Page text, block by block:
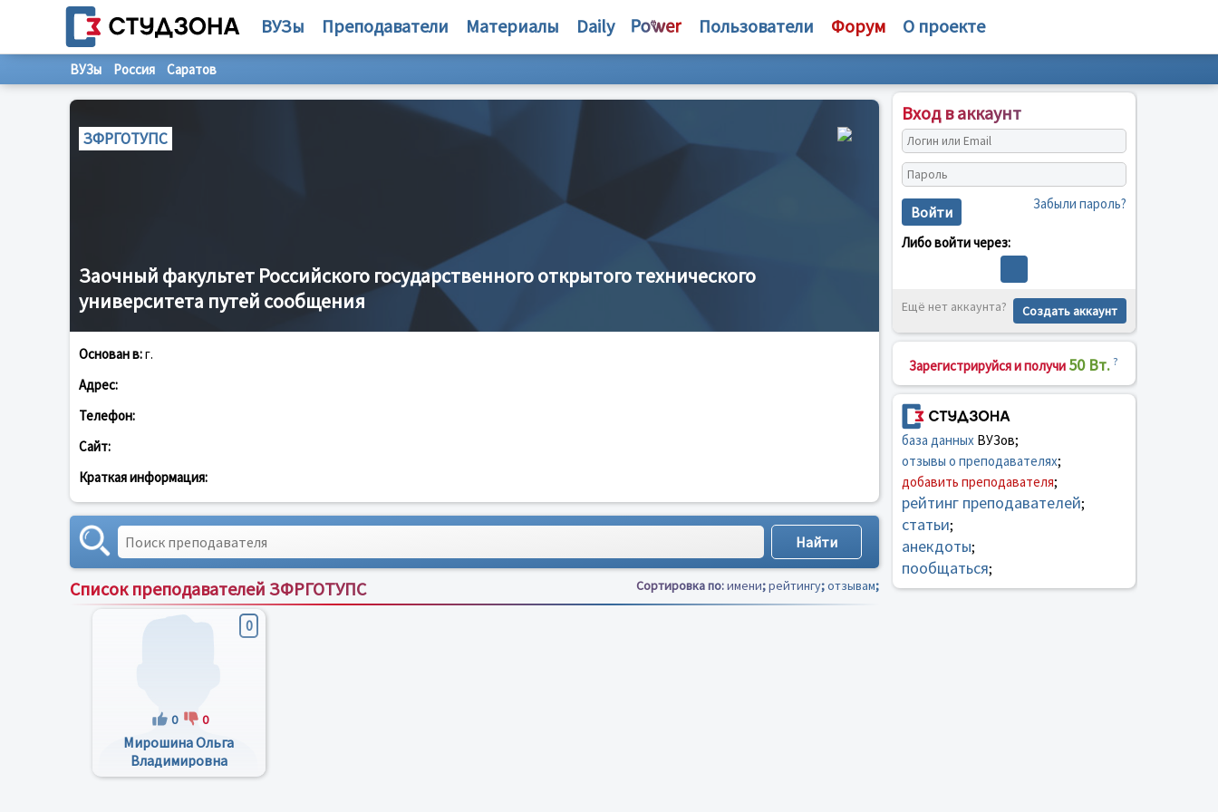
ВУЗы Преподаватели Материалы Daily Пользователи Форум О проекте
ВУЗы Россия Саратов
ЗФРГОТУПС
Заочный факультет Российского государственного открытого технического
университета путей сообщения
Основан в:г.
Адрес:
Телефон:
Сайт:
Краткая информация:
Список преподавателей ЗФРГОТУПС Сортировка по:имени;рейтингу;отзывам;
0
0 0
Мирошина Ольга
Владимировна
Вход в аккаунт
Войти Забыли пароль?
Либо войти через:
Ещё нет аккаунта? Создать аккаунт
Зарегистрируйся и получи 50 Вт. ?
база данныхВУЗов;
отзывы о преподавателях;
добавить преподавателя;
рейтинг преподавателей;
статьи;
анекдоты;
пообщаться;